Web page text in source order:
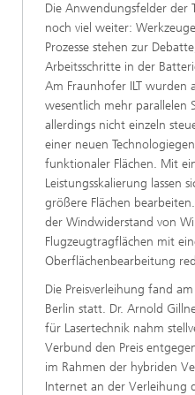
Die Anwendungsfelder der
noch viel weiter:
Prozesse stehen zur
Arbeitsschritte in der
Am Fraunhofer ILT wurden
wesentlich mehr parallelen
allerdings nicht einzeln
einer neuen
funktionaler Flächen. Mit
Leistungsskalierung lassen
größere Flächen
der Windwiderstand von
Flugzeugtragflächen mit
Oberflächenbearbeitung
Die Preisverleihung fand
Berlin statt. Dr. Arnold
für Lasertechnik nahm
Verbund den Preis
im Rahmen der hybriden
Internet an der Verleihung